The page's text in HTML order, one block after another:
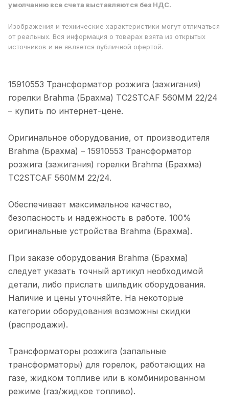
умолчанию все счета выставляются без НДС.
Изображения и технические характеристики могут отличаться
от реальных. Вся информация о товарах взята из открытых
источников и не является публичной офертой.
15910553 Трансформатор розжига (зажигания)
горелки Brahma (Брахма) TC2STCAF 560MM 22/24
– купить по интeрнeт-цене.
Оригинальное оборудование, от производителя
Brahma (Брахма) – 15910553 Трансформатор
розжига (зажигания) горелки Brahma (Брахма)
TC2STCAF 560MM 22/24.
Обеспечивает максимальное качество,
безопасность и надежность в работе. 100%
оригинальные устройства Brahma (Брахма).
При заказе оборудования Brahma (Брахма)
следует указать точный артикул необходимой
детали, либо прислать шильдик оборудования.
Наличие и цены уточняйте. На некоторые
категории оборудования возможны скидки
(распродажи).
Трансформаторы розжига (запальные
трансформаторы) для горелок, работающих на
газе, жидком топливе или в комбинированном
режиме (газ/жидкое топливо).